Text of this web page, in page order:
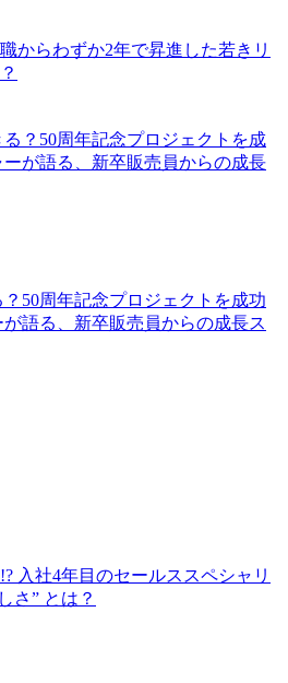
からわずか2年で昇進した若きリ
50周年記念プロジェクトを成功
語る、新卒販売員からの成長ス
入社4年目のセールススペシャリ
さ” とは？